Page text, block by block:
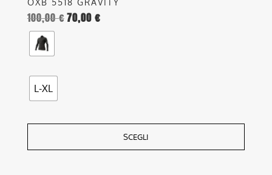
OXB 5518 GRAVITY
100,00€70,00 €
L-XL
SCEGLI